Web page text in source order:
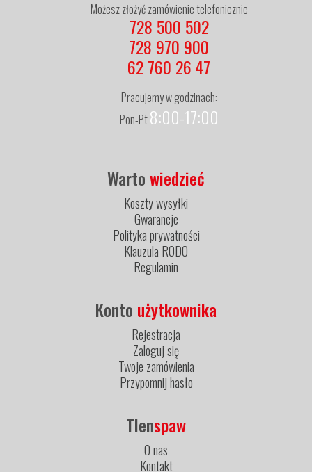
Możesz złożyć zamówienie telefonicznie
728 500 502
728 970 900
62 760 26 47
Pracujemy w godzinach:
Pon-Pt8:00-17:00
Wartowiedzieć
Koszty wysyłki
Gwarancje
Polityka prywatności
Klauzula RODO
Regulamin
Konto użytkownika
Rejestracja
Zaloguj się
Twoje zamówienia
Przypomnij hasło
Tlenspaw
O nas
Kontakt